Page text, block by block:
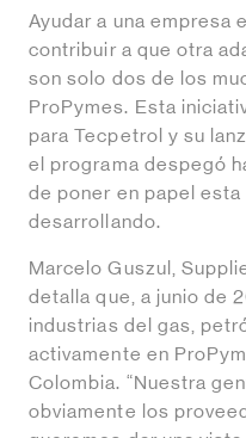
Ayudar a una empresa
contribuir a que otra
son solo dos de los
ProPymes. Esta
para Tecpetrol y su
el programa despegó
de poner en papel
desarrollando.
Marcelo Guszul,
detalla que, a junio de
industrias del gas,
activamente en
Colombia. “Nuestra
obviamente los